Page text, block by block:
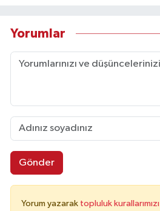
Yorumlar
Gönder
Yorum yazarak topluluk kurallarımızı